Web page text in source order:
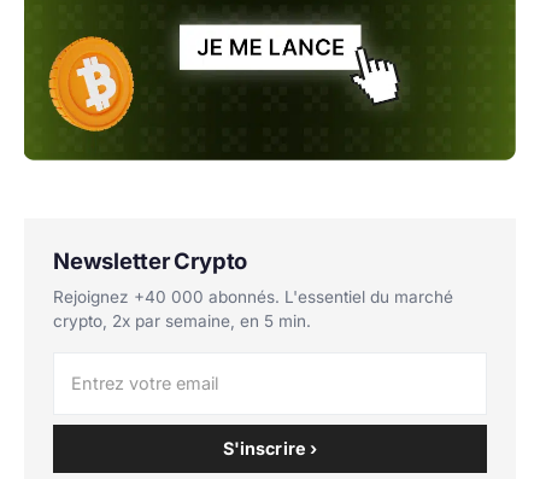
Newsletter Crypto
Rejoignez +40 000 abonnés. L'essentiel du marché
crypto, 2x par semaine, en 5 min.
S'inscrire ›